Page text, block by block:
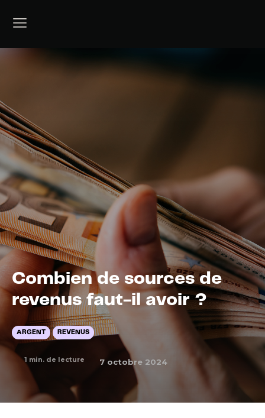
Combien de sources de
revenus faut-il avoir ?
ARGENT REVENUS
1 min. de lecture 7 octobre 2024